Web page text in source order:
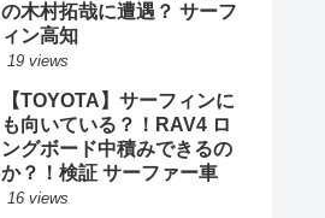
の木村拓哉に遭遇？ サーフ
ィン高知
19 views
【TOYOTA】サーフィンに
も向いている？！RAV4 ロ
ングボード中積みできるの
か？！検証 サーファー車
16 views